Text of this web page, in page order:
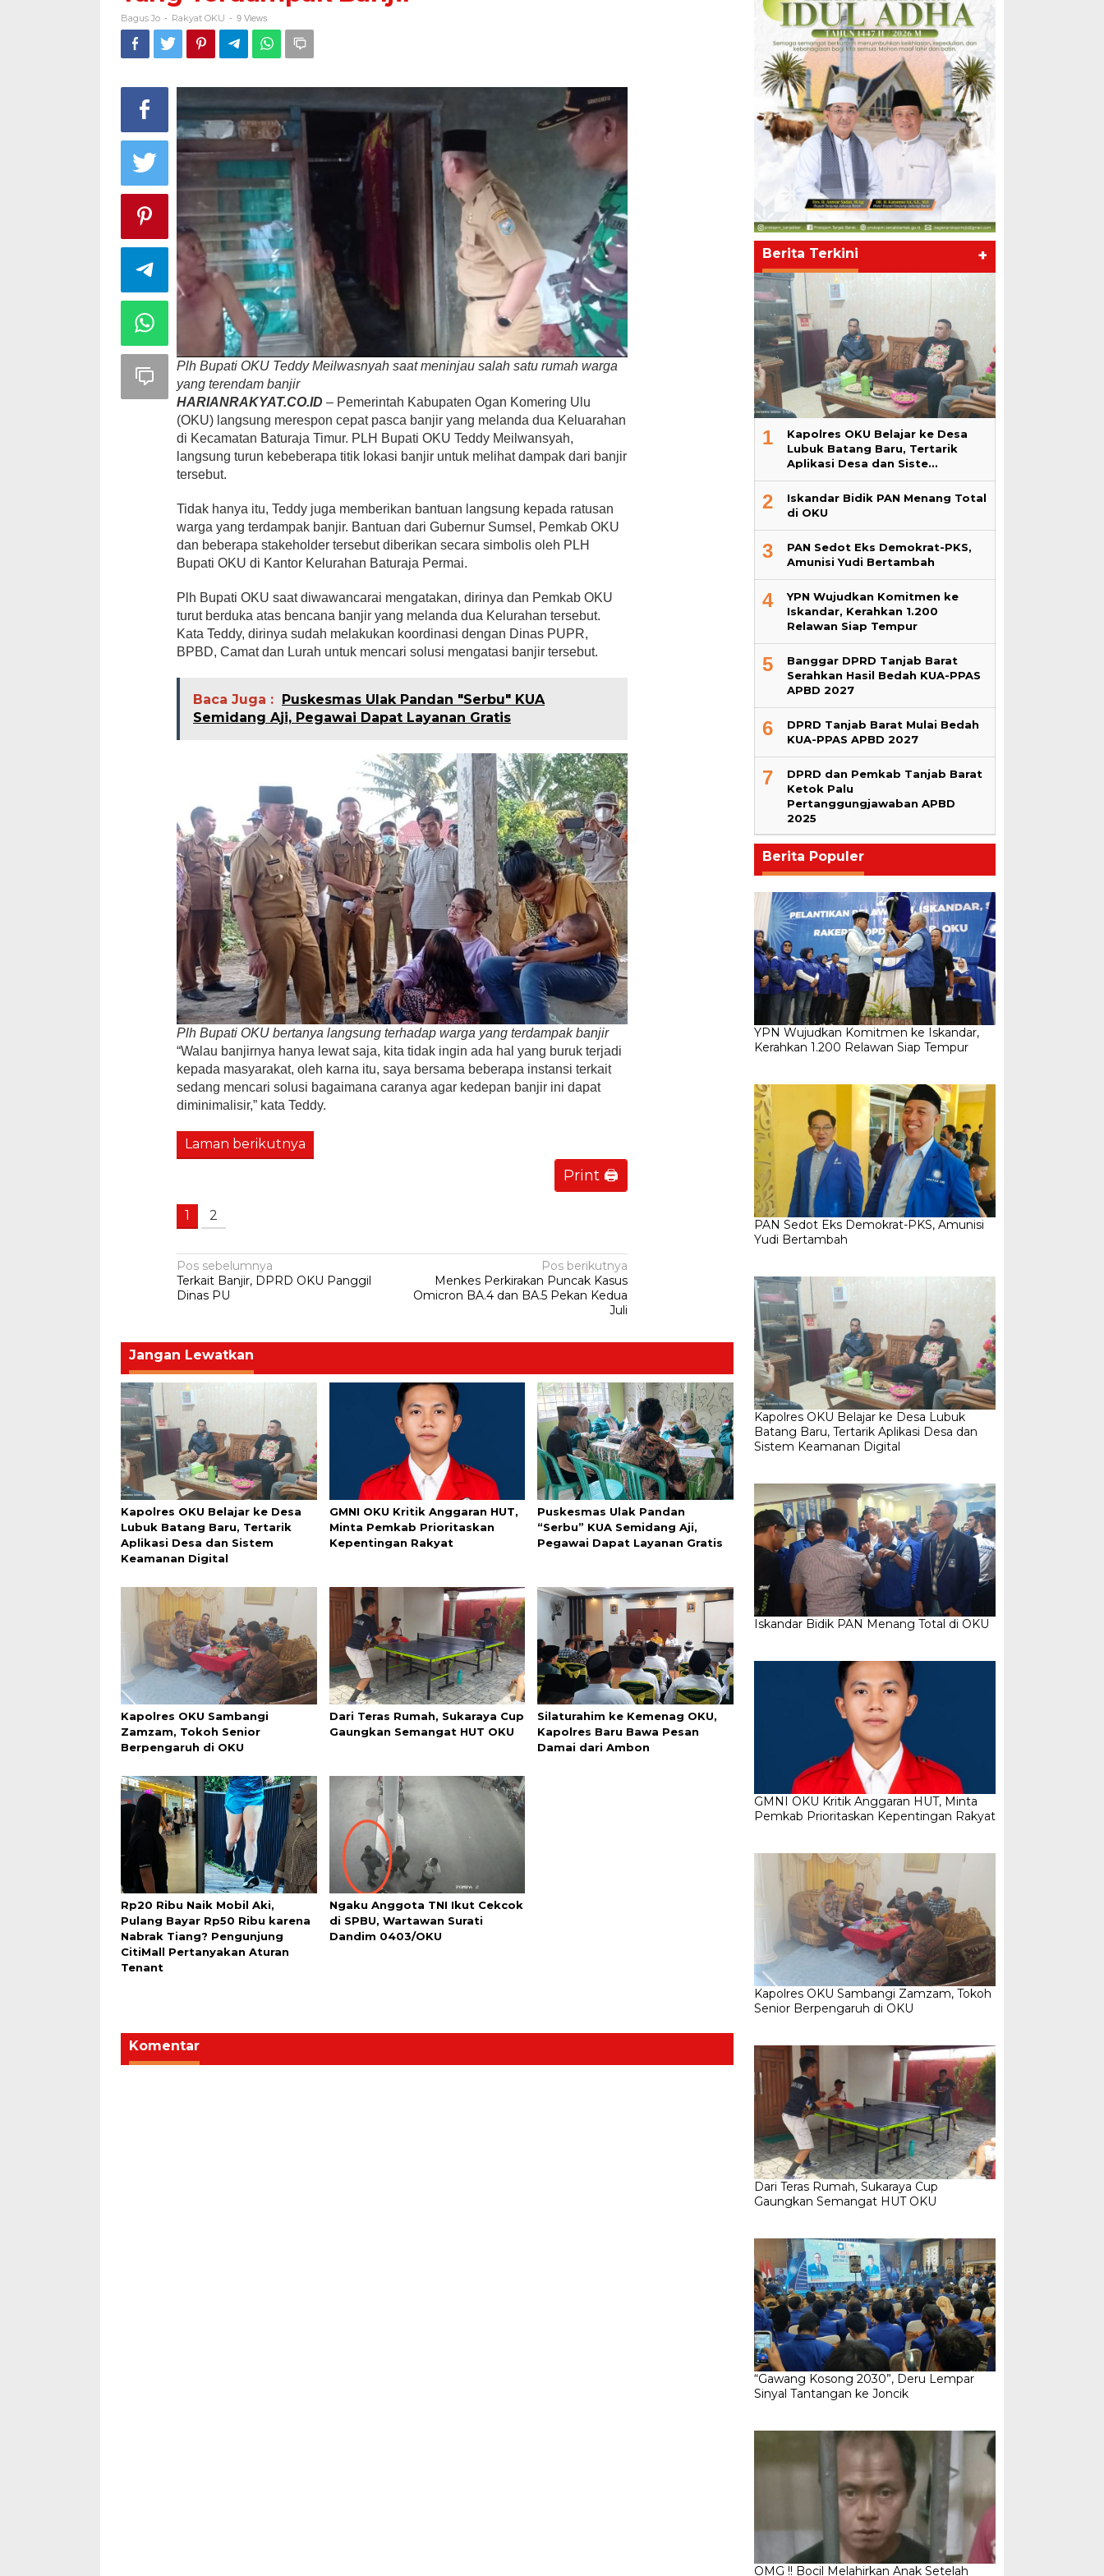
Bagus Jo - Rakyat OKU - 9 Views
Plh Bupati OKU Teddy Meilwasnyah saat meninjau salah satu rumah warga
yang terendam banjir
HARIANRAKYAT.CO.ID – Pemerintah Kabupaten Ogan Komering Ulu
(OKU) langsung merespon cepat pasca banjir yang melanda dua Keluarahan
di Kecamatan Baturaja Timur. PLH Bupati OKU Teddy Meilwansyah,
langsung turun kebeberapa titik lokasi banjir untuk melihat dampak dari banjir
tersebut.
Tidak hanya itu, Teddy juga memberikan bantuan langsung kepada ratusan
warga yang terdampak banjir. Bantuan dari Gubernur Sumsel, Pemkab OKU
dan beberapa stakeholder tersebut diberikan secara simbolis oleh PLH
Bupati OKU di Kantor Kelurahan Baturaja Permai.
Plh Bupati OKU saat diwawancarai mengatakan, dirinya dan Pemkab OKU
turut berduka atas bencana banjir yang melanda dua Kelurahan tersebut.
Kata Teddy, dirinya sudah melakukan koordinasi dengan Dinas PUPR,
BPBD, Camat dan Lurah untuk mencari solusi mengatasi banjir tersebut.
Baca Juga :
Puskesmas Ulak Pandan "Serbu" KUA
Semidang Aji, Pegawai Dapat Layanan Gratis
Plh Bupati OKU bertanya langsung terhadap warga yang terdampak banjir
“Walau banjirnya hanya lewat saja, kita tidak ingin ada hal yang buruk terjadi
kepada masyarakat, oleh karna itu, saya bersama beberapa instansi terkait
sedang mencari solusi bagaimana caranya agar kedepan banjir ini dapat
diminimalisir,” kata Teddy.
Laman berikutnya
Print 🖨
1 2
Navigasi
pos
Pos sebelumnya
Terkait Banjir, DPRD OKU Panggil
Dinas PU
Pos berikutnya
Menkes Perkirakan Puncak Kasus
Omicron BA.4 dan BA.5 Pekan Kedua
Juli
Jangan Lewatkan
Kapolres OKU Belajar ke Desa
Lubuk Batang Baru, Tertarik
Aplikasi Desa dan Sistem
Keamanan Digital
GMNI OKU Kritik Anggaran HUT,
Minta Pemkab Prioritaskan
Kepentingan Rakyat
Puskesmas Ulak Pandan
“Serbu” KUA Semidang Aji,
Pegawai Dapat Layanan Gratis
Kapolres OKU Sambangi
Zamzam, Tokoh Senior
Berpengaruh di OKU
Dari Teras Rumah, Sukaraya Cup
Gaungkan Semangat HUT OKU
Silaturahim ke Kemenag OKU,
Kapolres Baru Bawa Pesan
Damai dari Ambon
Rp20 Ribu Naik Mobil Aki,
Pulang Bayar Rp50 Ribu karena
Nabrak Tiang? Pengunjung
CitiMall Pertanyakan Aturan
Tenant
Ngaku Anggota TNI Ikut Cekcok
di SPBU, Wartawan Surati
Dandim 0403/OKU
Komentar
Berita Terkini +
1
Kapolres OKU Belajar ke Desa
Lubuk Batang Baru, Tertarik
Aplikasi Desa dan Siste…
2
Iskandar Bidik PAN Menang Total
di OKU
3
PAN Sedot Eks Demokrat-PKS,
Amunisi Yudi Bertambah
4
YPN Wujudkan Komitmen ke
Iskandar, Kerahkan 1.200
Relawan Siap Tempur
5
Banggar DPRD Tanjab Barat
Serahkan Hasil Bedah KUA-PPAS
APBD 2027
6
DPRD Tanjab Barat Mulai Bedah
KUA-PPAS APBD 2027
7
DPRD dan Pemkab Tanjab Barat
Ketok Palu
Pertanggungjawaban APBD
2025
Berita Populer
YPN Wujudkan Komitmen ke Iskandar,
Kerahkan 1.200 Relawan Siap Tempur
PAN Sedot Eks Demokrat-PKS, Amunisi
Yudi Bertambah
Kapolres OKU Belajar ke Desa Lubuk
Batang Baru, Tertarik Aplikasi Desa dan
Sistem Keamanan Digital
Iskandar Bidik PAN Menang Total di OKU
GMNI OKU Kritik Anggaran HUT, Minta
Pemkab Prioritaskan Kepentingan Rakyat
Kapolres OKU Sambangi Zamzam, Tokoh
Senior Berpengaruh di OKU
Dari Teras Rumah, Sukaraya Cup
Gaungkan Semangat HUT OKU
“Gawang Kosong 2030”, Deru Lempar
Sinyal Tantangan ke Joncik
OMG !! Bocil Melahirkan Anak Setelah